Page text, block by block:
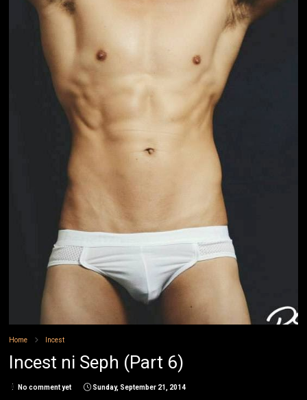
Home Incest
Incest ni Seph (Part 6)
No comment yet Sunday, September 21, 2014